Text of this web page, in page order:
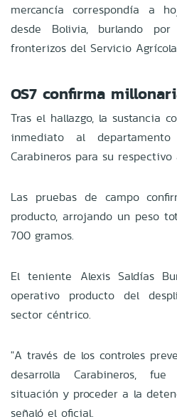
mercancía correspondía a
desde Bolivia, burlando
fronterizos del Servicio
OS7 confirma
Tras el hallazgo, la sustancia
inmediato al
Carabineros para su
Las pruebas de campo
producto, arrojando un peso
700 gramos.
El teniente Alexis Saldías
operativo producto del
sector céntrico.
"A través de los controles
desarrolla Carabineros,
situación y proceder a la
señaló el oficial.